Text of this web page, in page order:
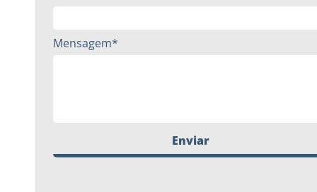
Mensagem*
Enviar